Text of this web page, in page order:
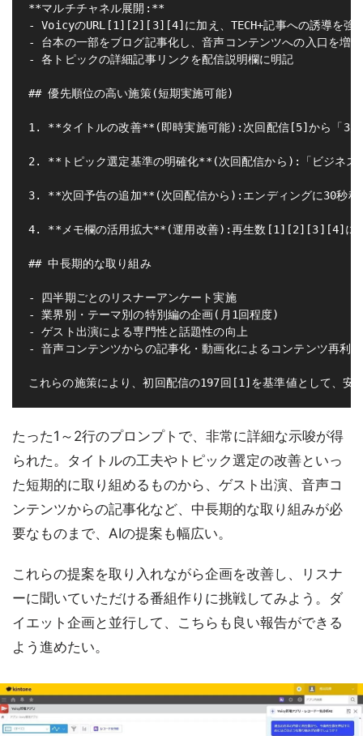
**マルチチャネル展開:**
- VoicyのURL[1][2][3][4]に加え、TECH+記事への誘導を
- 台本の一部をブログ記事化し、音声コンテンツへの入口を増
- 各トピックの詳細記事リンクを配信説明欄に明記
## 優先順位の高い施策(短期実施可能)
1. **タイトルの改善**(即時実施可能):次回配信[5]から「3月
2. **トピック選定基準の明確化**(次回配信から):「ビジネス
3. **次回予告の追加**(次回配信から):エンディングに30秒
4. **メモ欄の活用拡大**(運用改善):再生数[1][2][3][4]に加え
## 中長期的な取り組み
- 四半期ごとのリスナーアンケート実施
- 業界別・テーマ別の特別編の企画(月1回程度)
- ゲスト出演による専門性と話題性の向上
- 音声コンテンツからの記事化・動画化によるコンテンツ再利用
たった1～2行のプロンプトで、非常に詳細な示唆が得
られた。タイトルの工夫やトピック選定の改善といっ
た短期的に取り組めるものから、ゲスト出演、音声コ
ンテンツからの記事化など、中長期的な取り組みが必
要なものまで、AIの提案も幅広い。
これらの提案を取り入れながら企画を改善し、リスナ
ーに聞いていただける番組作りに挑戦してみよう。ダ
イエット企画と並行して、こちらも良い報告ができる
よう進めたい。